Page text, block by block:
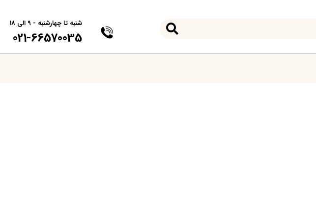
شنبه تا چهارشنبه - 9 الی 18
021-66570035